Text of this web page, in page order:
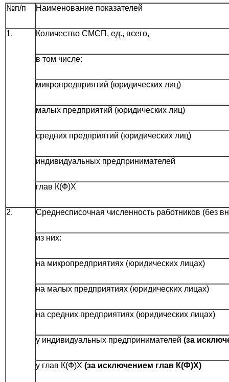
№п/п Наименование показателей
1. Количество СМСП, ед., всего,
в том числе:
микропредприятий (юридических лиц)
малых предприятий (юридических лиц)
средних предприятий (юридических лиц)
индивидуальных предпринимателей
глав К(Ф)Х
2. Среднесписочная численность работников (без
из них:
на микропредприятиях (юридических лицах)
на малых предприятиях (юридических лицах)
на средних предприятиях (юридических лицах)
у индивидуальных предпринимателей (за
у глав К(Ф)Х (за исключением глав К(Ф)Х)